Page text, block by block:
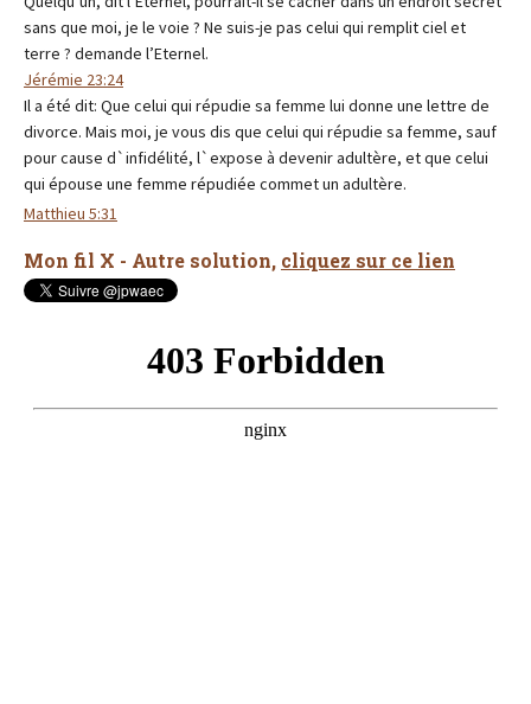
sans que moi, je le voie ? Ne suis-je pas celui qui remplit ciel et
terre ? demande l’Eternel.
Jérémie 23:24
Il a été dit: Que celui qui répudie sa femme lui donne une lettre de
divorce. Mais moi, je vous dis que celui qui répudie sa femme, sauf
pour cause d`infidélité, l`expose à devenir adultère, et que celui
qui épouse une femme répudiée commet un adultère.
Matthieu 5:31
Mon fil X - Autre solution, cliquez sur ce lien